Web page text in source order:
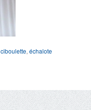
ciboulette, échalote